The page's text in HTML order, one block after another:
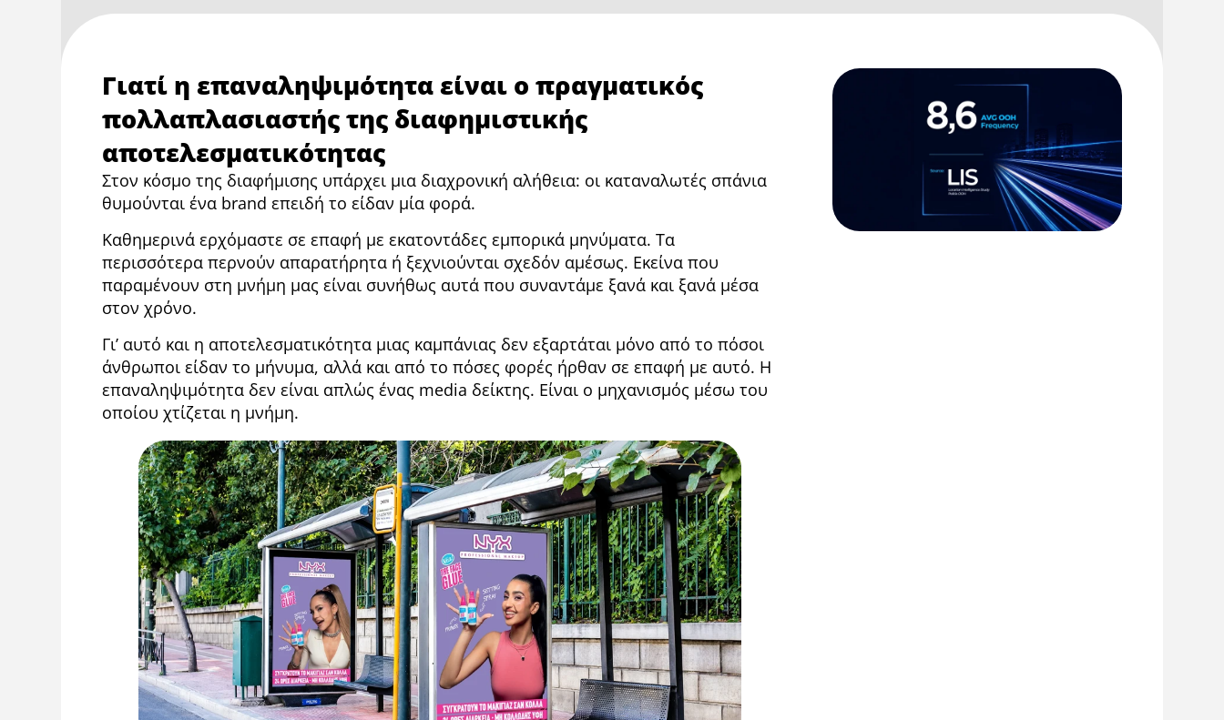
Γιατί η επαναληψιμότητα είναι ο πραγματικός
πολλαπλασιαστής της διαφημιστικής
αποτελεσματικότητας
Στον κόσμο της διαφήμισης υπάρχει μια διαχρονική αλήθεια: οι καταναλωτές σπάνια
θυμούνται ένα brand επειδή το είδαν μία φορά.
Καθημερινά ερχόμαστε σε επαφή με εκατοντάδες εμπορικά μηνύματα. Τα
περισσότερα περνούν απαρατήρητα ή ξεχνιούνται σχεδόν αμέσως. Εκείνα που
παραμένουν στη μνήμη μας είναι συνήθως αυτά που συναντάμε ξανά και ξανά μέσα
στον χρόνο.
Γι’ αυτό και η αποτελεσματικότητα μιας καμπάνιας δεν εξαρτάται μόνο από το πόσοι
άνθρωποι είδαν το μήνυμα, αλλά και από το πόσες φορές ήρθαν σε επαφή με αυτό. Η
επαναληψιμότητα δεν είναι απλώς ένας media δείκτης. Είναι ο μηχανισμός μέσω του
οποίου χτίζεται η μνήμη.